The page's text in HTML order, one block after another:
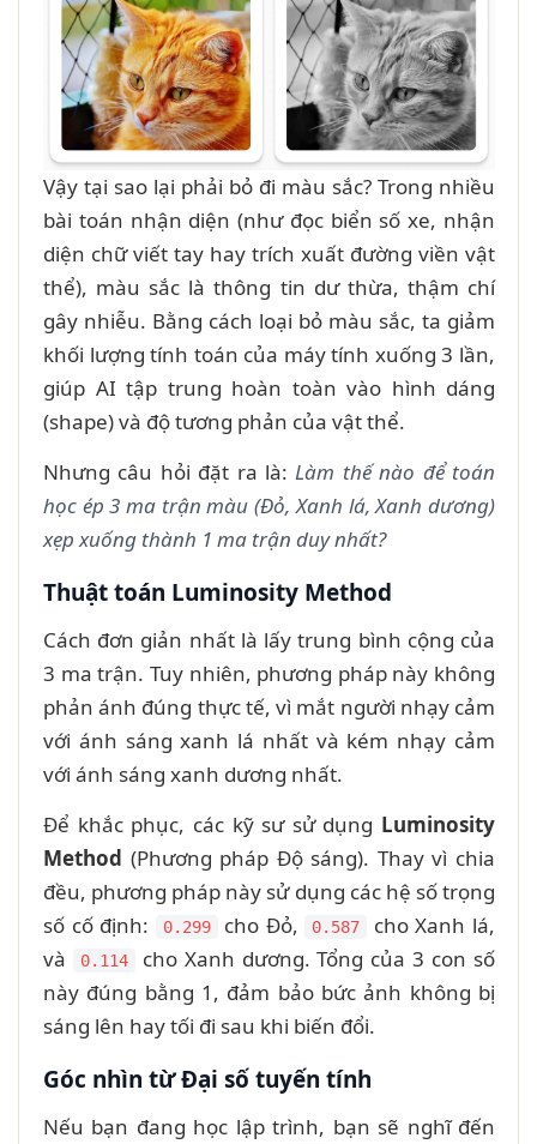
Vậy tại sao lại phải bỏ đi màu sắc? Trong nhiều
bài toán nhận diện (như đọc biển số xe, nhận
diện chữ viết tay hay trích xuất đường viền vật
thể), màu sắc là thông tin dư thừa, thậm chí
gây nhiễu. Bằng cách loại bỏ màu sắc, ta giảm
khối lượng tính toán của máy tính xuống 3 lần,
giúp AI tập trung hoàn toàn vào hình dáng
(shape) và độ tương phản của vật thể.
Nhưng câu hỏi đặt ra là:Làm thế nào để toán
học ép 3 ma trận màu (Đỏ, Xanh lá, Xanh dương)
xẹp xuống thành 1 ma trận duy nhất?
Thuật toán Luminosity Method
Cách đơn giản nhất là lấy trung bình cộng của
3 ma trận. Tuy nhiên, phương pháp này không
phản ánh đúng thực tế, vì mắt người nhạy cảm
với ánh sáng xanh lá nhất và kém nhạy cảm
với ánh sáng xanh dương nhất.
Để khắc phục, các kỹ sư sử dụng Luminosity
Method (Phương pháp Độ sáng). Thay vì chia
đều, phương pháp này sử dụng các hệ số trọng
số cố định:
0.299 cho Đỏ, 0.587
cho Xanh lá,
và
0.114
cho Xanh dương. Tổng của 3 con số
này đúng bằng 1, đảm bảo bức ảnh không bị
sáng lên hay tối đi sau khi biến đổi.
Góc nhìn từ Đại số tuyến tính
Nếu bạn đang học lập trình, bạn sẽ nghĩ đến